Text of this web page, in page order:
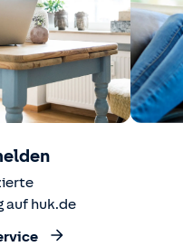
auf huk.de